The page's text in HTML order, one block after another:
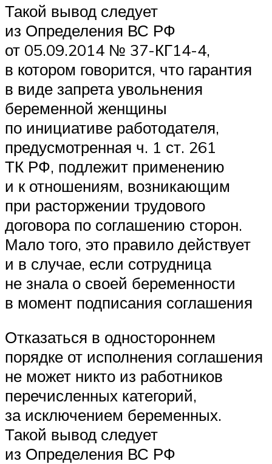
Такой вывод следует
из Определения ВС РФ
от 05.09.2014 № 37-КГ14-4,
в котором говорится, что гарантия
в виде запрета увольнения
беременной женщины
по инициативе работодателя,
предусмотренная ч. 1 ст. 261
ТК РФ, подлежит применению
и к отношениям, возникающим
при расторжении трудового
договора по соглашению сторон.
Мало того, это правило действует
и в случае, если сотрудница
не знала о своей беременности
в момент подписания соглашения
Отказаться в одностороннем
порядке от исполнения соглашения
не может никто из работников
перечисленных категорий,
за исключением беременных.
Такой вывод следует
из Определения ВС РФ